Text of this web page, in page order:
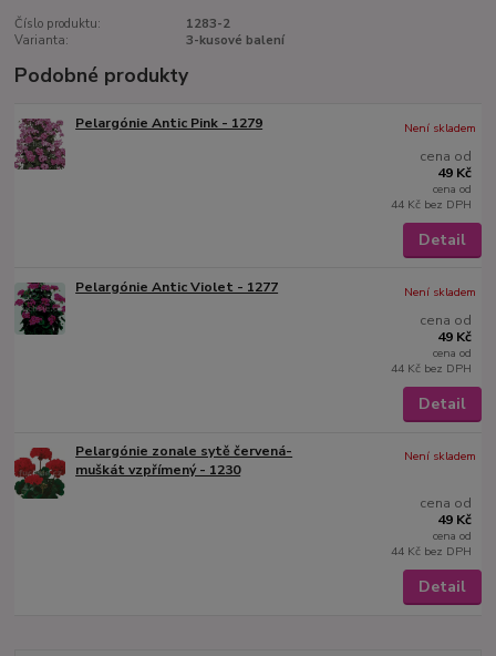
Číslo produktu:
1283-2
Varianta:
3-kusové balení
Podobné produkty
Pelargónie Antic Pink - 1279
cena od
49 Kč
cena od
44 Kč bez DPH
Není skladem
Detail
Pelargónie Antic Violet - 1277
cena od
49 Kč
cena od
44 Kč bez DPH
Není skladem
Detail
Pelargónie zonale sytě červená-
muškát vzpřímený - 1230
cena od
49 Kč
cena od
44 Kč bez DPH
Není skladem
Detail